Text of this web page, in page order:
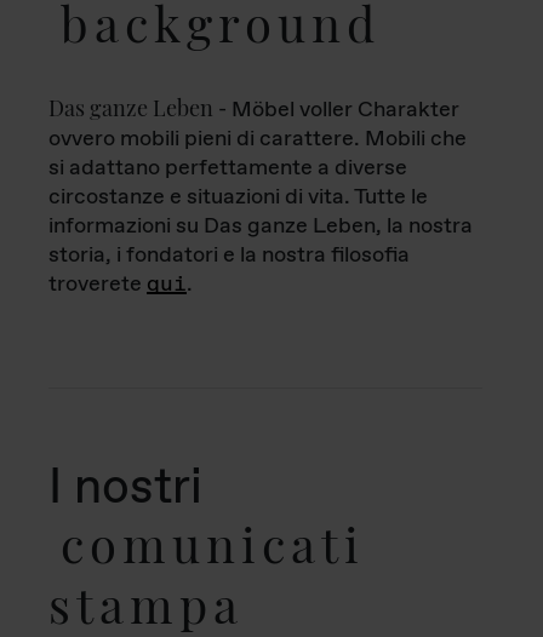
background
Das ganze Leben - Möbel voller Charakter
ovvero mobili pieni di carattere. Mobili che
si adattano perfettamente a diverse
circostanze e situazioni di vita. Tutte le
informazioni su Das ganze Leben, la nostra
storia, i fondatori e la nostra filosofia
troverete qui.
I nostri
comunicati
stampa